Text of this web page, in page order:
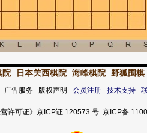
院 日本关西棋院 海峰棋院 野狐围棋
告服务 版权声明 会员注册 技术支持
营许可证》京ICP证 120573 号 京ICP备